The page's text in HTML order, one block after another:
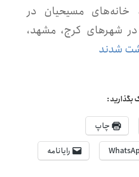
مسیحیان در
شهرهای کرج، مشهد،
شدند
بگذارید:
چاپ
رایانامه